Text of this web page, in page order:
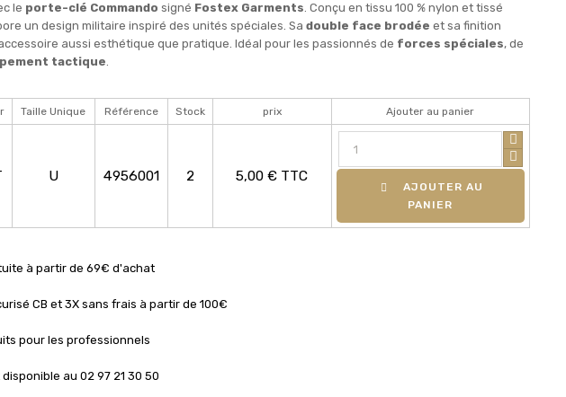
le porte-clé Commando signé Fostex Garments. Conçu en tissu 100 % nylon et tissé
un design militaire inspiré des unités spéciales. Sa double face brodée et sa finition
aussi esthétique que pratique. Idéal pour les passionnés de forces spéciales, de
tactique.
Taille Unique Référence Stock prix Ajouter au panier
U 4956001 2 5,00 € TTC
AJOUTER AU
PANIER
à partir de 69€ d'achat
CB et 3X sans frais à partir de 100€
pour les professionnels
au 02 97 21 30 50